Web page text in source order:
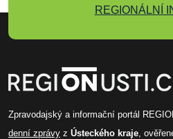
REGIONÁLNÍ
Zpravodajský a informační portál
denní zprávy z Ústeckého kraje,